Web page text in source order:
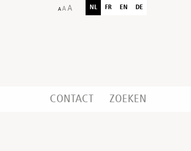
NL FR EN DE
CONTACT ZOEKEN